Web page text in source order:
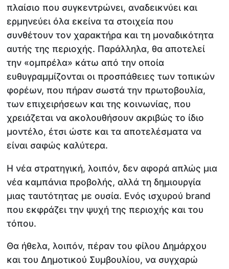
πλαίσιο που συγκεντρώνει, αναδεικνύει και
ερμηνεύει όλα εκείνα τα στοιχεία που
συνθέτουν τον χαρακτήρα και τη μοναδικότητα
αυτής της περιοχής. Παράλληλα, θα αποτελεί
την «ομπρέλα» κάτω από την οποία
ευθυγραμμίζονται οι προσπάθειες των τοπικών
φορέων, που πήραν σωστά την πρωτοβουλία,
των επιχειρήσεων και της κοινωνίας, που
χρειάζεται να ακολουθήσουν ακριβώς το ίδιο
μοντέλο, έτσι ώστε και τα αποτελέσματα να
είναι σαφώς καλύτερα.
Η νέα στρατηγική, λοιπόν, δεν αφορά απλώς μια
νέα καμπάνια προβολής, αλλά τη δημιουργία
μιας ταυτότητας με ουσία. Ενός ισχυρού brand
που εκφράζει την ψυχή της περιοχής και του
τόπου.
Θα ήθελα, λοιπόν, πέραν του φίλου Δημάρχου
και του Δημοτικού Συμβουλίου, να συγχαρώ